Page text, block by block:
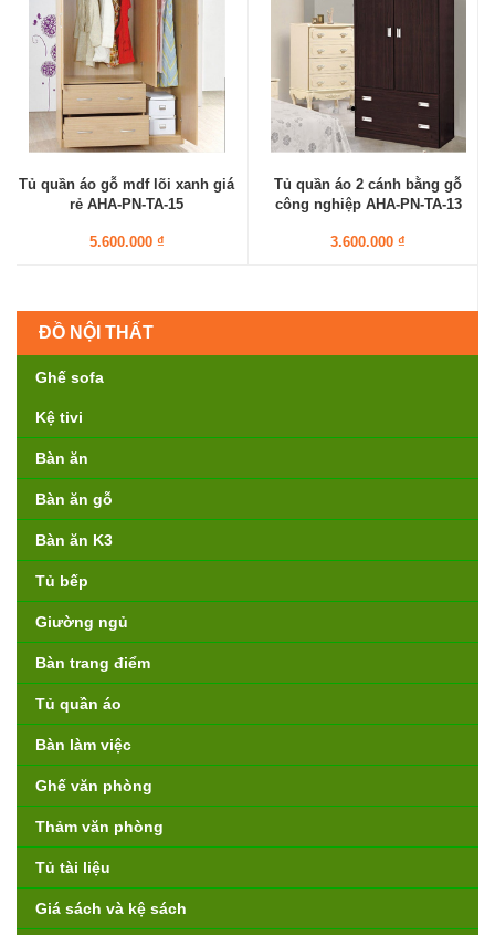
Tủ quần áo gỗ mdf lõi xanh giá
rẻ AHA-PN-TA-15
5.600.000 ₫
Tủ quần áo 2 cánh bằng gỗ
công nghiệp AHA-PN-TA-13
3.600.000 ₫
ĐỒ NỘI THẤT
Ghế sofa
Kệ tivi
Bàn ăn
Bàn ăn gỗ
Bàn ăn K3
Tủ bếp
Giường ngủ
Bàn trang điểm
Tủ quần áo
Bàn làm việc
Ghế văn phòng
Thảm văn phòng
Tủ tài liệu
Giá sách và kệ sách